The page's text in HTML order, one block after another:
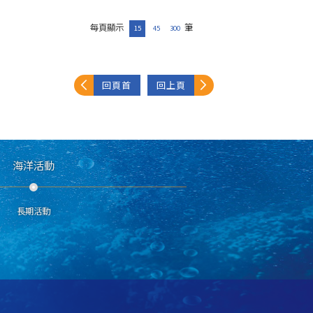
每頁顯示 15 45 300 筆
回頁首 回上頁
海洋活動
長期活動